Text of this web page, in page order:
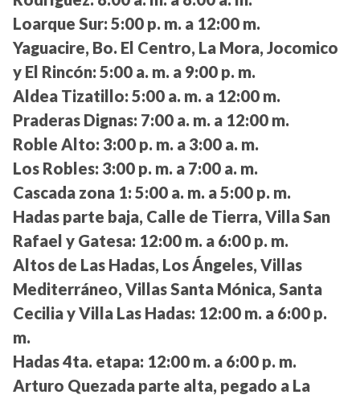
Loarque Sur: 5:00 p. m. a 12:00 m.
Yaguacire, Bo. El Centro, La Mora, Jocomico
y El Rincón: 5:00 a. m. a 9:00 p. m.
Aldea Tizatillo: 5:00 a. m. a 12:00 m.
Praderas Dignas: 7:00 a. m. a 12:00 m.
Roble Alto: 3:00 p. m. a 3:00 a. m.
Los Robles: 3:00 p. m. a 7:00 a. m.
Cascada zona 1: 5:00 a. m. a 5:00 p. m.
Hadas parte baja, Calle de Tierra, Villa San
Rafael y Gatesa: 12:00 m. a 6:00 p. m.
Altos de Las Hadas, Los Ángeles, Villas
Mediterráneo, Villas Santa Mónica, Santa
Cecilia y Villa Las Hadas: 12:00 m. a 6:00 p.
m.
Hadas 4ta. etapa: 12:00 m. a 6:00 p. m.
Arturo Quezada parte alta, pegado a La